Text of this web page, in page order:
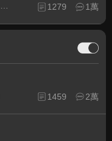
對於論壇如果有什麼問題反映或是建議, 竭誠歡迎在這裡盡情發表 1279 1萬
1459 2萬